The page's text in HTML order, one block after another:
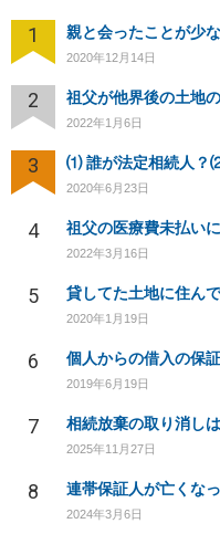
1 親と会ったことが少
2020年12月14日
2 祖父が他界後の土地
2022年1月6日
3
2020年6月23日
4 祖父の医療費未払い
2022年3月16日
5 貸してた土地に住ん
2020年1月19日
6 個人からの借入の保
2019年6月19日
7 相続放棄の取り消し
2025年11月27日
8 連帯保証人が亡くな
2024年3月6日